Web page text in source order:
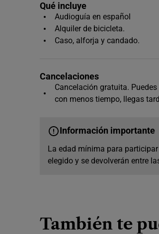
Qué incluye
Audioguía en español
Alquiler de bicicleta.
Caso, alforja y candado.
Cancelaciones
Cancelación gratuita.
con menos tiempo, llegas
Información importante
La edad mínima para
elegido y se devolverán entre
También te